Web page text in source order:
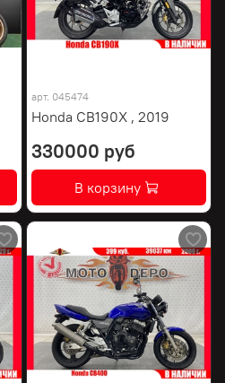
арт. 045474
Honda CB190X , 2019
330000 руб
В корзину